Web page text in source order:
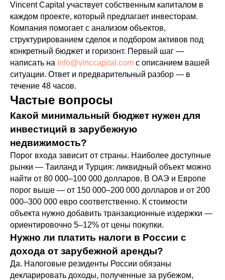
Vincent Capital участвует собственным капиталом в
каждом проекте, который предлагает инвесторам.
Компания помогает с анализом объектов,
структурированием сделок и подбором активов под
конкретный бюджет и горизонт. Первый шаг —
написать на info@vinccapital.com с описанием вашей
ситуации. Ответ и предварительный разбор — в
течение 48 часов.
Частые вопросы
Какой минимальный бюджет нужен для
инвестиций в зарубежную
недвижимость?
Порог входа зависит от страны. Наиболее доступные
рынки — Таиланд и Турция: ликвидный объект можно
найти от 80 000–100 000 долларов. В ОАЭ и Европе
порог выше — от 150 000–200 000 долларов и от 200
000–300 000 евро соответственно. К стоимости
объекта нужно добавить транзакционные издержки —
ориентировочно 5–12% от цены покупки.
Нужно ли платить налоги в России с
дохода от зарубежной аренды?
Да. Налоговые резиденты России обязаны
декларировать доходы, полученные за рубежом,